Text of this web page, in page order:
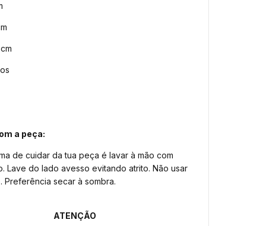
a peça:
de cuidar da tua peça é lavar à mão com
Lave do lado avesso evitando atrito. Não usar
Preferência secar à sombra.
ATENÇÃO